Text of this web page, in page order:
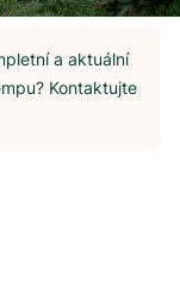
a aktuální
Kontaktujte